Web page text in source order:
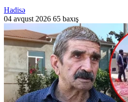
Hadisə
04 avqust 2026 65 baxış